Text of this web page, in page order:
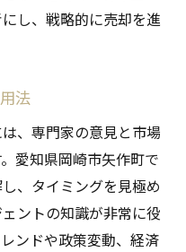
し、戦略的に売却を進
法
、専門家の意見と市場
愛知県岡崎市矢作町で
、タイミングを見極め
ントの知識が非常に役
ンドや政策変動、経済